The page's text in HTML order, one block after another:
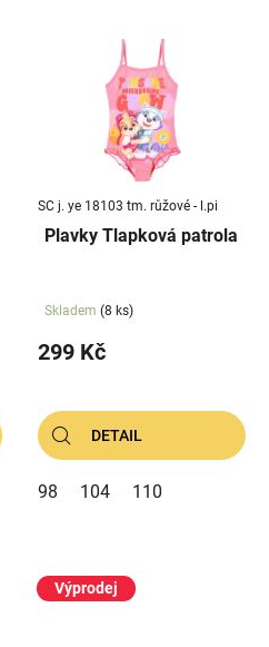
SC j. ye 18103 tm. růžové - l.pi
Plavky Tlapková patrola
Skladem (8 ks)
299 Kč
DETAIL
98 104 110
Výprodej